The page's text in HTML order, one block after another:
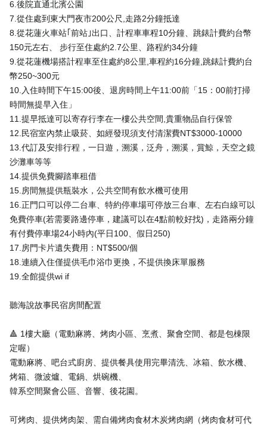
6.後院直通北濱公園
7.從住處到東大門夜市200公尺,走路2分鐘抵達
8.從花蓮火車站｢前站｣出口、計程車車程10分鐘、跳錶計費約台幣
150元左右、 步行至住處約2.7公里、路程約34分鐘
9.從花蓮機場搭計程車至住處約8公里,車程約16分鐘,跳錶計費約台
幣250~300元
10.入住時間下午15:00後、退房時間上午11:00前「15：00前打掃
時間無提早入住」
11.提早抵達可以寄存行李在一樓公共空間,貴重物品自行保管
12.民宿室內禁止吸菸、如經發現須支付清潔費NT$3000-10000
13.代訂及安排行程，一日遊，溯溪，泛舟，溯溪，賞鯨，天空之鏡
沙灘車等等
14.提供免費腳踏車租借
15.房間無提供瓶裝水，公共空間有飲水機可使用
16.正門口可以停二台車、特約停車場可停放三台車、左右白線可以
免費停車(若需要路邊停車，建議可以在4點前較好找)，走路兩分鐘
有付費停車場24小時內(平日100、假日250)
17.房門卡片遺失費用：NT$500/個
18.連續入住僅提供毛巾浴巾更換，不提供換床單服務
19.全館提供wi if
聽海說故事民宿房間配置
🔺 1樓大廳（電動麻將、烤肉小區、烹煮、聚會空間、都是包棟限
定喔）
電動麻將、吧台式廚房、提供餐具使用完畢清洗、冰箱、飲水機、
烤箱、微波爐、電鍋、烘碗機、
韓系空間聚會公區、音響、後花園。
可烤肉、提供烤肉架、需自備烤肉食材木炭烤肉網（烤肉食材可代